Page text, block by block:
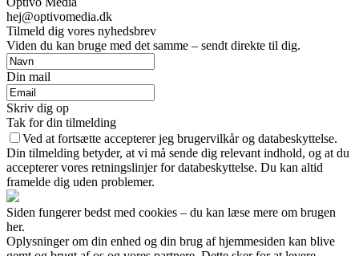
hej@optivomedia.dk
Tilmeld dig vores nyhedsbrev
Viden du kan bruge med det samme – sendt direkte til dig.
Din mail
Skriv dig op
Tak for din tilmelding
Ved at fortsætte accepterer jeg brugervilkår og databeskyttelse.
Din tilmelding betyder, at vi må sende dig relevant indhold, og at du
accepterer vores retningslinjer for databeskyttelse. Du kan altid
framelde dig uden problemer.
Siden fungerer bedst med cookies – du kan læse mere om brugen
her.
Oplysninger om din enhed og din brug af hjemmesiden kan blive